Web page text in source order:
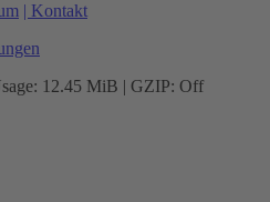
| Kontakt
12.45 MiB | GZIP: Off